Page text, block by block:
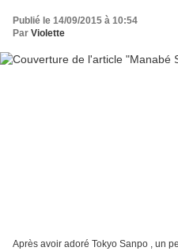
Publié le 14/09/2015 à 10:54
Par Violette
Après avoir adoré Tokyo Sanpo , un